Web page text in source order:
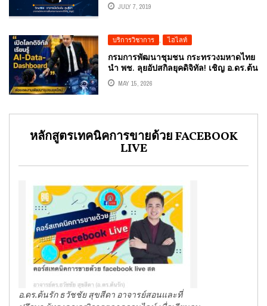
JULY 7, 2019
บริการวิชาการ , ไฮไลท์
กรมการพัฒนาชุมชน กระทรวงมหาดไทย
นำ พช. ลุยอัปสกิลยุคดิจิทัล! เชิญ อ.ดร.ต้น
รัก เติมอาวุธ AI – DATA – DASHBOARD
เสริมสมรรถนะนักวิชาการพัฒนาชุมชน
MAY 15, 2026
หลักสูตรเทคนิคการขายด้วย FACEBOOK
LIVE
อ.ดร.ต้นรัก ธวัชชัย สุขสีดา อาจารย์สอนและที่